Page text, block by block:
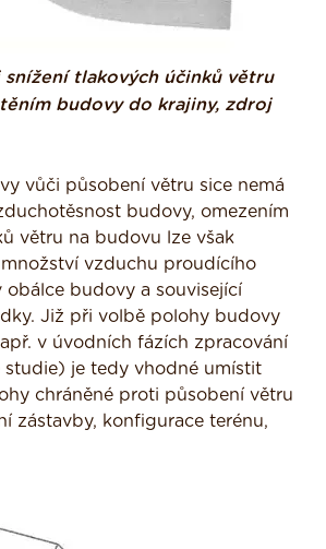
tlakových účinků větru
budovy do krajiny, zdroj
vůči působení větru sice nemá
budovy, omezením
větru na budovu lze však
vzduchu proudícího
obálce budovy a související
Již při volbě polohy budovy
v úvodních fázích zpracování
studie) je tedy vhodné umístit
chráněné proti působení větru
zástavby, konfigurace terénu,